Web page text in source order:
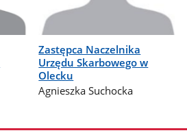
Zastępca Naczelnika
Urzędu Skarbowego w
Olecku
Agnieszka Suchocka